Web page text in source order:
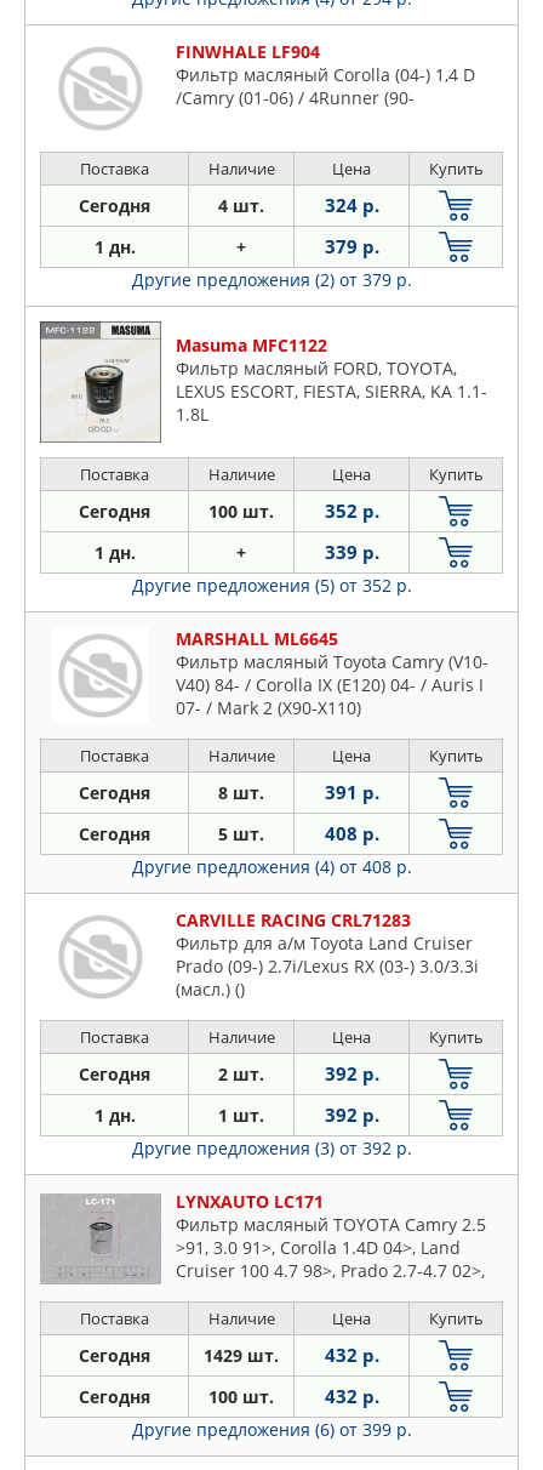
FINWHALE LF904
Фильтр масляный Corolla (04-) 1,4 D
/Camry (01-06) / 4Runner (90-
Поставка Наличие Цена Купить
Сегодня 4 шт. 324 р.
1 дн. + 379 р.
Другие предложения (2) от 379 р.
Masuma MFC1122
Фильтр масляный FORD, TOYOTA,
LEXUS ESCORT, FIESTA, SIERRA, KA 1.1-
1.8L
Поставка Наличие Цена Купить
Сегодня 100 шт. 352 р.
1 дн. + 339 р.
Другие предложения (5) от 352 р.
MARSHALL ML6645
Фильтр масляный Toyota Camry (V10-
V40) 84- / Corolla IX (E120) 04- / Auris I
07- / Mark 2 (X90-X110)
Поставка Наличие Цена Купить
Сегодня 8 шт. 391 р.
Сегодня 5 шт. 408 р.
Другие предложения (4) от 408 р.
CARVILLE RACING CRL71283
Фильтр для а/м Toyota Land Cruiser
Prado (09-) 2.7i/Lexus RX (03-) 3.0/3.3i
(масл.) ()
Поставка Наличие Цена Купить
Сегодня 2 шт. 392 р.
1 дн. 1 шт. 392 р.
Другие предложения (3) от 392 р.
LYNXAUTO LC171
Фильтр масляный TOYOTA Camry 2.5
>91, 3.0 91>, Corolla 1.4D 04>, Land
Cruiser 100 4.7 98>, Prado 2.7-4.7 02>,
IS200 99-05, RX300, 400h 03>
Поставка Наличие Цена Купить
Сегодня 1429 шт. 432 р.
Сегодня 100 шт. 432 р.
Другие предложения (6) от 399 р.